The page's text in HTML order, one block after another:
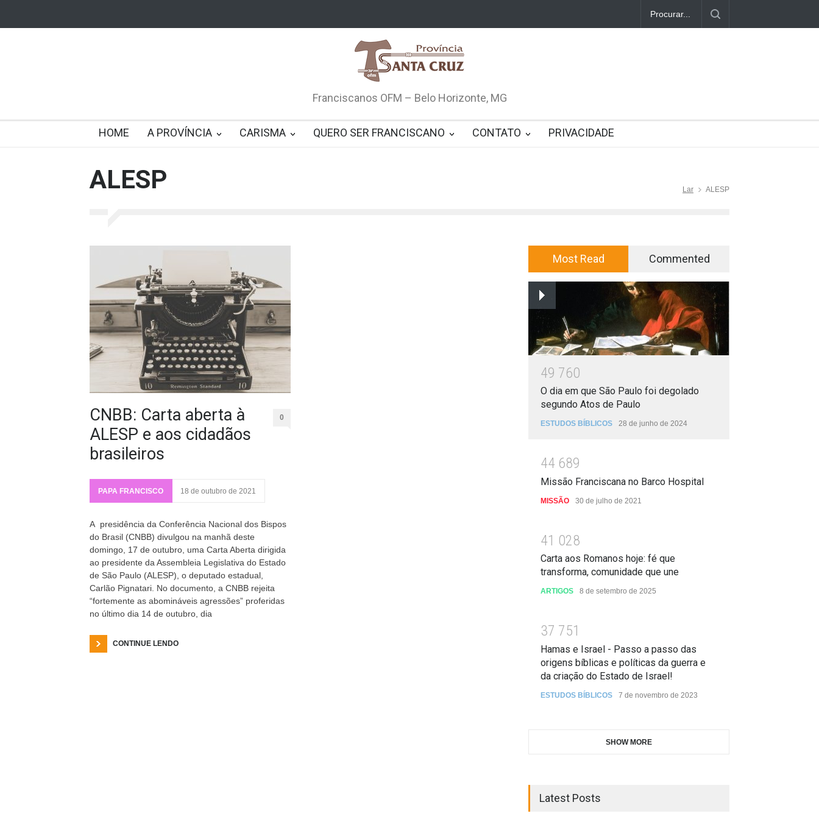
Franciscanos OFM – Belo Horizonte, MG
HOME A PROVÍNCIA CARISMA QUERO SER FRANCISCANO CONTATO PRIVACIDADE
ALESP Lar ALESP
CNBB: Carta aberta à
ALESP e aos cidadãos
brasileiros
0
PAPA FRANCISCO 18 de outubro de 2021
A presidência da Conferência Nacional dos Bispos
do Brasil (CNBB) divulgou na manhã deste
domingo, 17 de outubro, uma Carta Aberta dirigida
ao presidente da Assembleia Legislativa do Estado
de São Paulo (ALESP), o deputado estadual,
Carlão Pignatari. No documento, a CNBB rejeita
“fortemente as abomináveis agressões” proferidas
no último dia 14 de outubro, dia
CONTINUE LENDO
Most Read Commented
49 760
O dia em que São Paulo foi degolado
segundo Atos de Paulo
ESTUDOS BÍBLICOS 28 de junho de 2024
44 689
Missão Franciscana no Barco Hospital
MISSÃO 30 de julho de 2021
41 028
Carta aos Romanos hoje: fé que
transforma, comunidade que une
ARTIGOS 8 de setembro de 2025
37 751
Hamas e Israel - Passo a passo das
origens bíblicas e políticas da guerra e
da criação do Estado de Israel!
ESTUDOS BÍBLICOS 7 de novembro de 2023
SHOW MORE
Latest Posts